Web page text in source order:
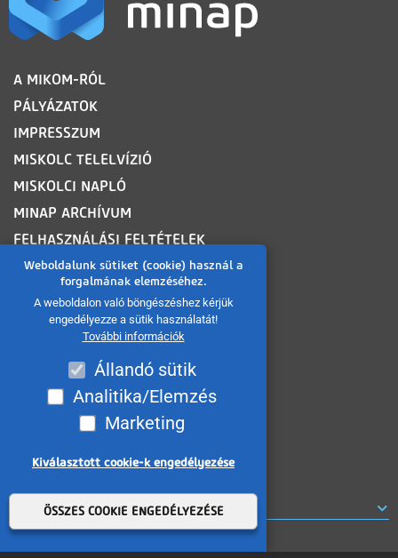
Weboldalunk sütiket (cookie) használ a
forgalmának elemzéséhez.
A weboldalon való böngészéshez kérjük
engedélyezze a sütik használatát!
További információk
Állandó sütik
Analitika/Elemzés
Marketing
Kiválasztott cookie-k engedélyezése
ÖSSZES COOKIE ENGEDÉLYEZÉSE
LÁBLÉC
A MIKOM-RÓL
PÁLYÁZATOK
IMPRESSZUM
MISKOLC TELELVÍZIÓ
MISKOLCI NAPLÓ
MINAP ARCHÍVUM
FELHASZNÁLÁSI FELTÉTELEK
ADATVÉDELMI TÁJÉKOZTATÓ
SÜTI TÁJÉKOZTATÓ
AKADÁLYMENTESÍTÉSI NYILATKOZAT
KÖZÉRDEKŰ ADATOK
KÖZADATKERESŐ
VISSZAÉLÉS BEJELENTÉS
MÉDIAAJÁNLAT
ROVATOK